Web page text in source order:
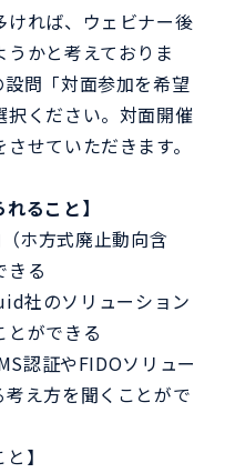
ければ、ウェビナー後
かと考えておりま
問「対面参加を希望
択ください。対面開催
せていただきます。
ること】
ホ方式廃止動向含
きる
社のソリューション
とができる
認証やFIDOソリュー
え方を聞くことがで
】